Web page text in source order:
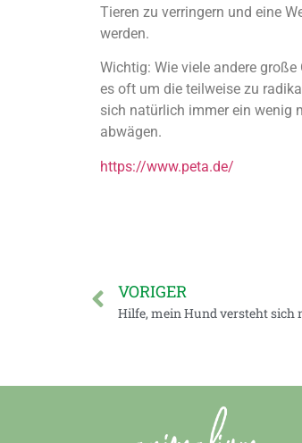
Tieren zu verringern und eine
werden.
Wichtig: Wie viele andere
es oft um die teilweise zu
sich natürlich immer ein wenig
abwägen.
https://www.peta.de/
VORIGER